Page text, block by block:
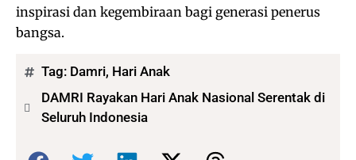
inspirasi dan kegembiraan bagi generasi penerus
bangsa.
Tag: Damri, Hari Anak
DAMRI Rayakan Hari Anak Nasional Serentak di
Seluruh Indonesia
Bagikan: